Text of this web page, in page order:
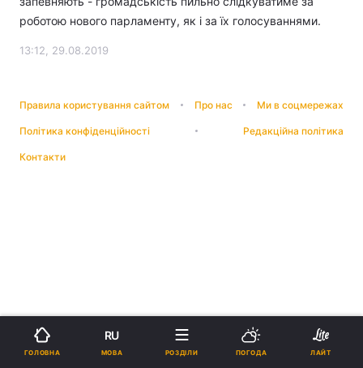
роботою нового парламенту, як і за їх голосуваннями.
13:12, 29.08.2019
Правила користування сайтом Про нас Ми в соцмережах
Політика конфіденційності Редакційна політика
Контакти
ГОЛОВНА
RU
МОВА РОЗДІЛИ ПОГОДА ЛАЙТ